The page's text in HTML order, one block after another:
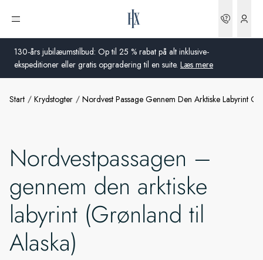
130-års jubilæumstilbud: Op til 25 % rabat på alt inklusive-
ekspeditioner eller gratis opgradering til en suite. Læs mere
Åbn menu
Storbritannien
USA
Tyskland
Schweiz
Global
Start Krydstogter Nordvest Passage Gennem Den Arktiske Labyrint
Nordvestpassagen –
gennem den arktiske
labyrint (Grønland til
Alaska)